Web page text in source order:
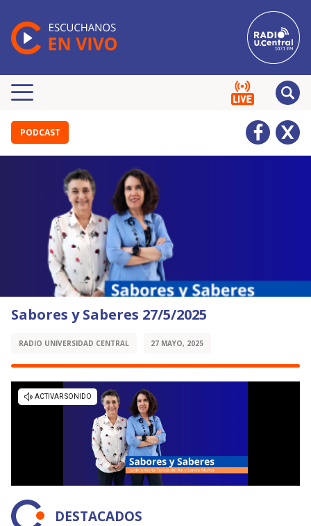
PODCAST
Sabores y Saberes 27/5/2025
RADIO UNIVERSIDAD CENTRAL 27 MAYO, 2025
DESTACADOS